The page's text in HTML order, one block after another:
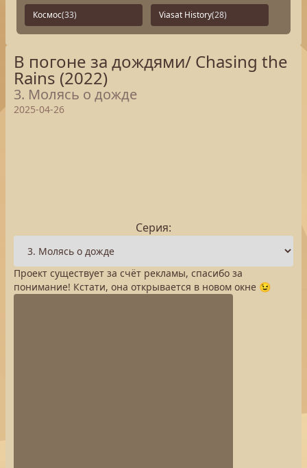
Космос(33) Viasat History(28)
В погоне за дождями/ Chasing the
Rains (2022)
3. Молясь о дожде
2025-04-26
Серия:
Проект существует за счёт рекламы, спасибо за
понимание! Кстати, она открывается в новом окне 😉